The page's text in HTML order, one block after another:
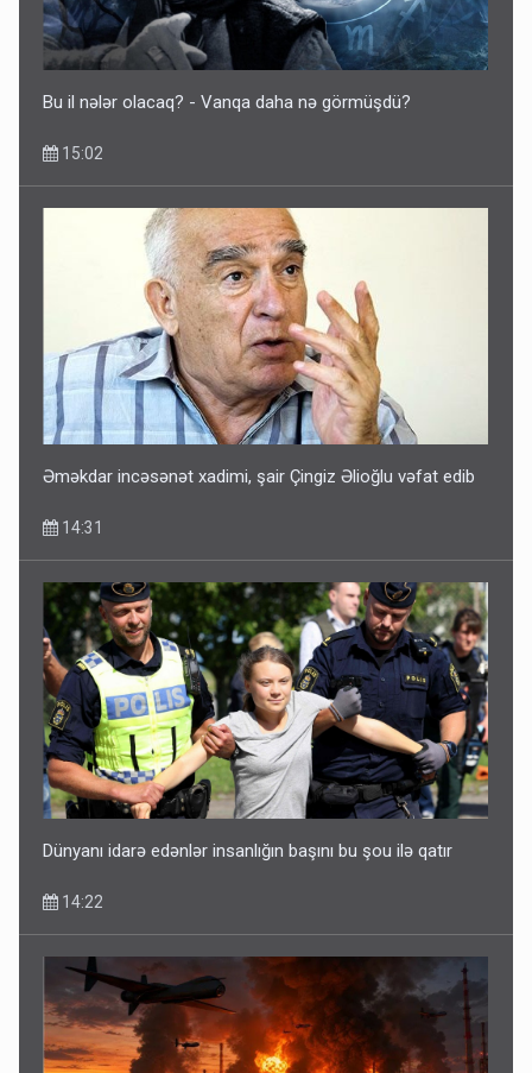
Bu il nələr olacaq? - Vanqa daha nə görmüşdü?
15:02
Əməkdar incəsənət xadimi, şair Çingiz Əlioğlu vəfat edib
14:31
Dünyanı idarə edənlər insanlığın başını bu şou ilə qatır
14:22